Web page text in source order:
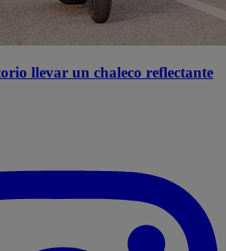
llevar un chaleco reflectante